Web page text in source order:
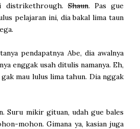
distrikethrough.Shaun. Pas gue
pelajaran ini, dia bakal lima taun
pendapatnya Abe, dia awalnya
enggak usah ditulis namanya. Eh,
mau lulus lima tahun. Dia nggak
Suru mikir gituan, udah gue bales
mohon. Gimana ya, kasian juga